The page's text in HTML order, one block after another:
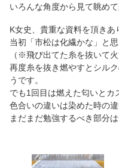
いろんな角度から見て眺め
K女史、貴重な資料を頂きあ
当初「市松は化繊かな」と
（※飛び出てた糸を抜いて
再度糸を抜き燃やすとシル
うです。
でも1回目は燃えた匂いとカ
色合いの違いは染めた時の
まだまだ勉強するべき部分